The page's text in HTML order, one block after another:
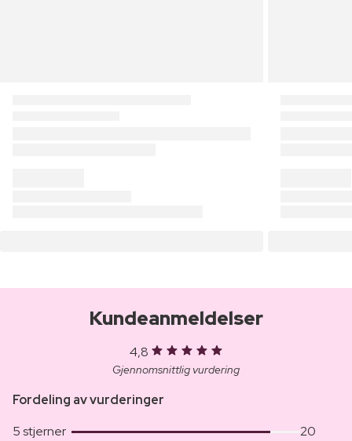
Kundeanmeldelser
4,8
Gjennomsnittlig vurdering
Fordeling av vurderinger
5 stjerner
20